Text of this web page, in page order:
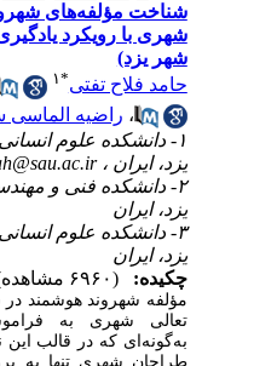
شناخت مؤلفه‌های
شهری با رویکرد یادگیری
شهر یزد)
حامد فلاح تفتی
۱
،راضیه الماسی
۱- دانشکده علوم
یزد، ایران ،
۲- دانشکده فنی و
یزد، ایران
۳- دانشکده علوم
یزد، ایران
چکیده:
مؤلفه شهروند هوشمند در
تعالی شهری به
به‌گونه‌ای که در قالب این
طراحان شهری تنها به